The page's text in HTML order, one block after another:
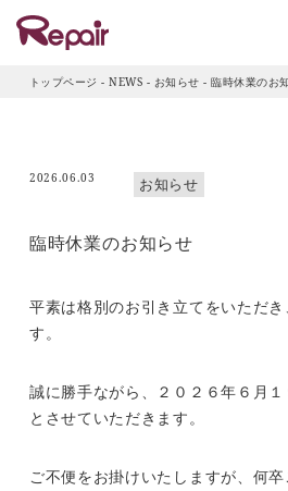
トップページ -NEWS - お知らせ -臨時休業のお
2026.06.03 お知らせ
臨時休業のお知らせ
平素は格別のお引き立てをいただ
す。
誠に勝手ながら、２０２６年６月
とさせていただきます。
ご不便をお掛けいたしますが、何